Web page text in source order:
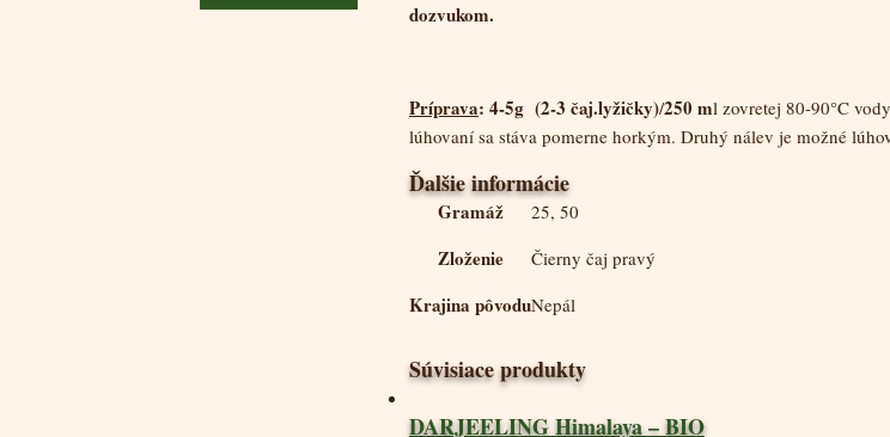
dozvukom.
Príprava: 4-5g (2-3 čaj.lyžičky)/250 ml zovretej 80-90°C
lúhovaní sa stáva pomerne horkým. Druhý nálev je možné
Ďalšie informácie
Gramáž 25, 50
Zloženie Čierny čaj pravý
Krajina pôvoduNepál
Súvisiace produkty
DARJEELING Himalaya – BIO